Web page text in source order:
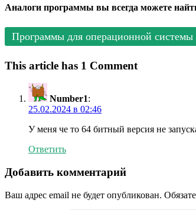
Аналоги программы вы всегда можете
Программы для операционной системы
This article has 1 Comment
Number1:
25.02.2024 в 02:46
У меня че то 64 битный версия не
Ответить
Добавить комментарий
Ваш адрес email не будет опубликован.